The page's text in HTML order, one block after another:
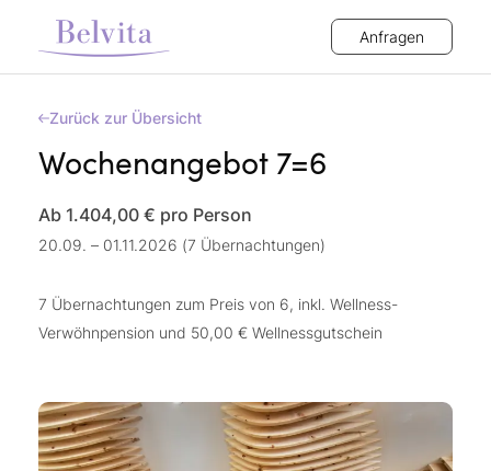
Anfragen
Zurück zur Übersicht
Wochenangebot 7=6
Ab 1.404,00 € pro Person
20.09. – 01.11.2026 (7 Übernachtungen)
7 Übernachtungen zum Preis von 6, inkl. Wellness-
Verwöhnpension und 50,00 € Wellnessgutschein